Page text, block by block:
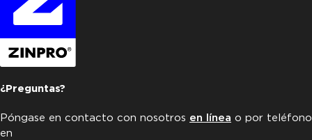
¿Preguntas?
Póngase en contacto con nosotros en línea o por teléfono
en